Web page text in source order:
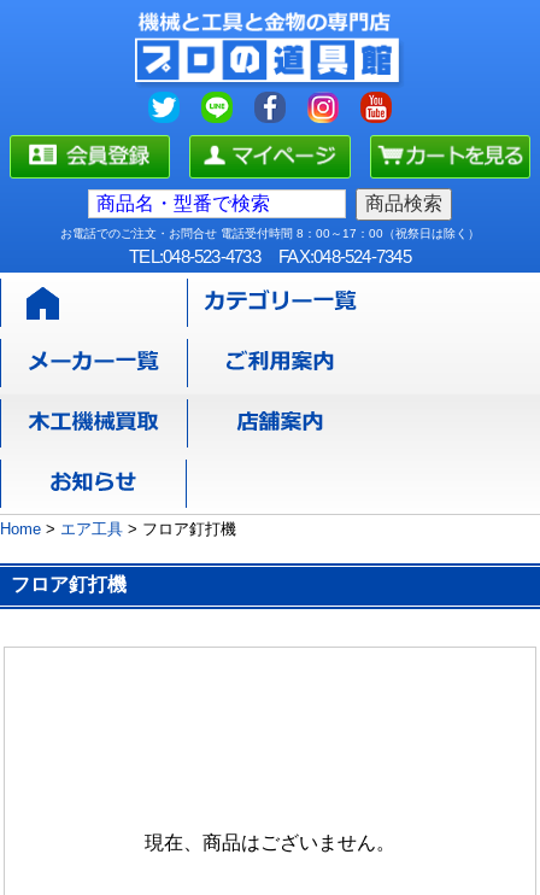
お電話でのご注文・お問合せ 電話受付時間 8：00～17：00（祝祭日は除く）
TEL:048-523-4733 FAX:048-524-7345
Home > エア工具 > フロア釘打機
フロア釘打機
現在、商品はございません。